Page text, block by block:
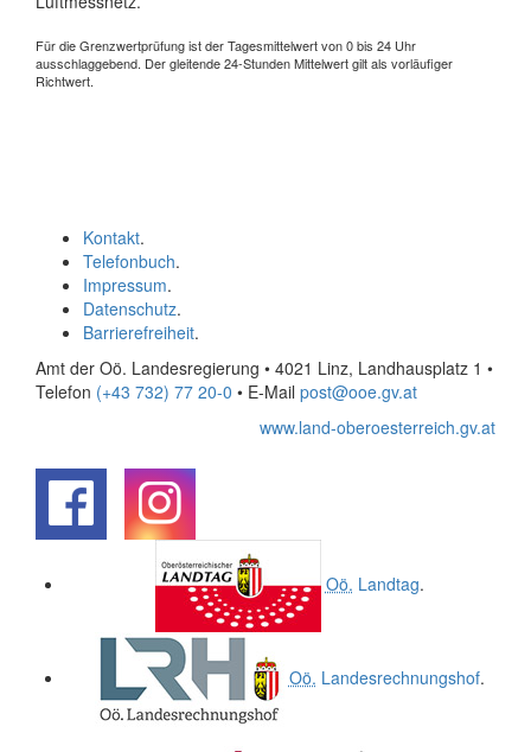
Für die Grenzwertprüfung ist der Tagesmittelwert von 0 bis 24 Uhr
ausschlaggebend. Der gleitende 24-Stunden Mittelwert gilt als vorläufiger
Richtwert.
Kontakt.
Telefonbuch.
Impressum.
Datenschutz.
Barrierefreiheit.
Amt der Oö. Landesregierung • 4021 Linz, Landhausplatz 1 •
Telefon (+43 732) 77 20-0 • E-Mail post@ooe.gv.at
www.land-oberoesterreich.gv.at
Oö. Landtag.
Oö. Landesrechnungshof.